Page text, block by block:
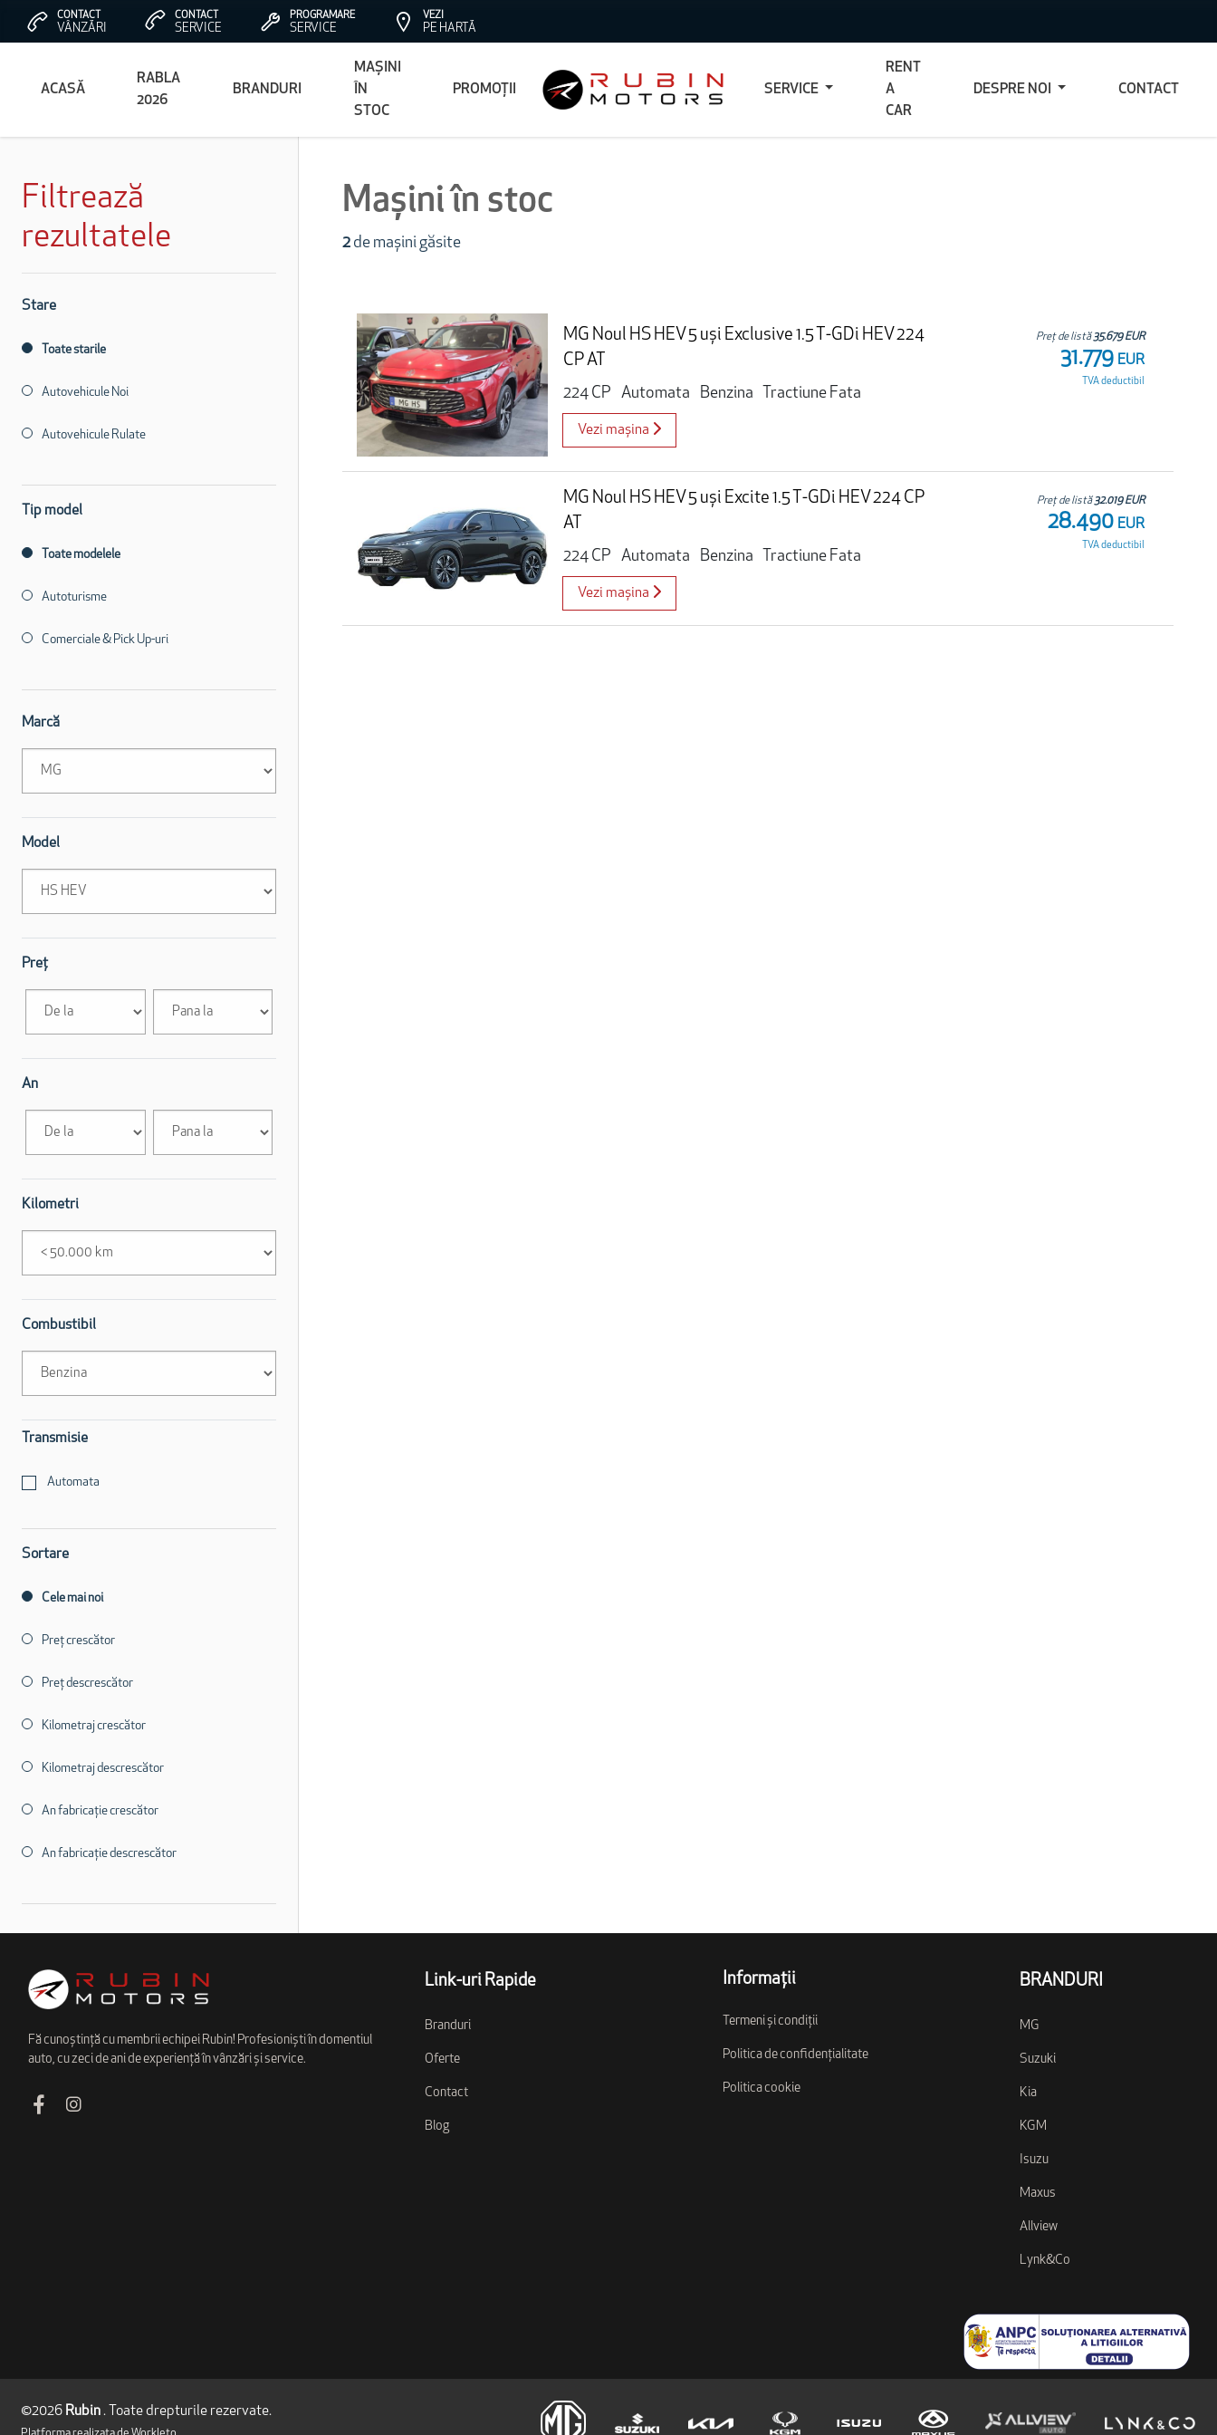
CONTACT
VÂNZĂRI
CONTACT
SERVICE
PROGRAMARE
SERVICE
VEZI
PE HARTĂ
ACASĂ
RABLA
2026
BRANDURI
MAȘINI
ÎN
STOC
PROMOȚII SERVICE
RENT
A
CAR
DESPRE NOI CONTACT
Filtrează
rezultatele
Stare
Toate starile
Autovehicule Noi
Autovehicule Rulate
Tip model
Toate modelele
Autoturisme
Comerciale & Pick Up-uri
Marcă
Model
Preț
An
Kilometri
Combustibil
Transmisie
Automata
Sortare
Cele mai noi
Preț crescător
Preț descrescător
Kilometraj crescător
Kilometraj descrescător
An fabricație crescător
An fabricație descrescător
Mașini în stoc
2 de mașini găsite
MG Noul HS HEV 5 uși Exclusive 1.5 T-GDi HEV 224
CP AT
224 CP
Automata Benzina Tractiune Fata
Preț de listă 35.679 EUR
31.779 EUR
TVA deductibil
Vezi mașina
MG Noul HS HEV 5 uși Excite 1.5 T-GDi HEV 224 CP
AT
224 CP
Automata Benzina Tractiune Fata
Preț de listă 32.019 EUR
28.490 EUR
TVA deductibil
Vezi mașina
Fă cunoștință cu membrii echipei Rubin! Profesioniști în domentiul
auto, cu zeci de ani de experiență în vânzări și service.
Link-uri Rapide
Branduri
Oferte
Contact
Blog
Informații
Termeni și condiții
Politica de confidențialitate
Politica cookie
BRANDURI
MG
Suzuki
Kia
KGM
Isuzu
Maxus
Allview
Lynk&Co
©2026 Rubin. Toate drepturile rezervate.